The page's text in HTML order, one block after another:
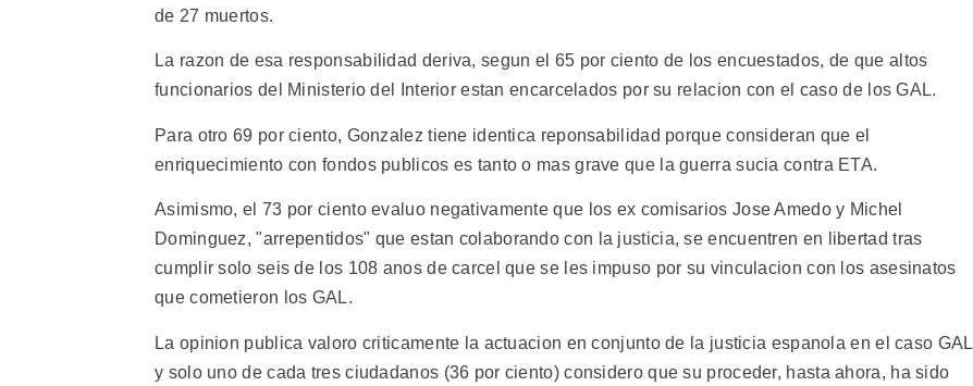
de 27 muertos.
La razon de esa responsabilidad deriva, segun el 65 por ciento de los encuestados, de que altos
funcionarios del Ministerio del Interior estan encarcelados por su relacion con el caso de los GAL.
Para otro 69 por ciento, Gonzalez tiene identica reponsabilidad porque consideran que el
enriquecimiento con fondos publicos es tanto o mas grave que la guerra sucia contra ETA.
Asimismo, el 73 por ciento evaluo negativamente que los ex comisarios Jose Amedo y Michel
Dominguez, "arrepentidos" que estan colaborando con la justicia, se encuentren en libertad tras
cumplir solo seis de los 108 anos de carcel que se les impuso por su vinculacion con los asesinatos
que cometieron los GAL.
La opinion publica valoro criticamente la actuacion en conjunto de la justicia espanola en el caso GAL
y solo uno de cada tres ciudadanos (36 por ciento) considero que su proceder, hasta ahora, ha sido